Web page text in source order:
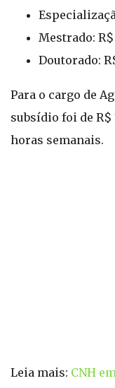
Mestrado: R$
Doutorado:
Para o cargo de
subsídio foi de R$
horas semanais.
Leia mais: CNH